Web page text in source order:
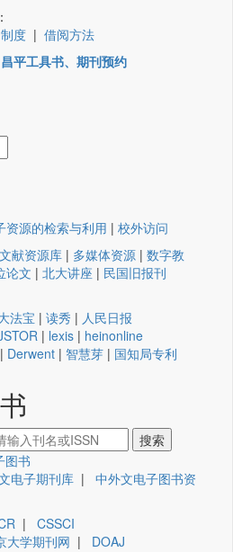
度 | 借阅方法
昌平工具书、期刊预约
资源的检索与利用 | 校外访问
献资源库 | 多媒体资源 | 数字教
论文 | 北大讲座 | 民国旧报刊
法宝 | 读秀 | 人民日报
| lexis | heinonline
| Derwent | 智慧芽 | 国知局专利
图书
电子期刊库 | 中外文电子图书资
| CSSCI
大学期刊网 | DOAJ